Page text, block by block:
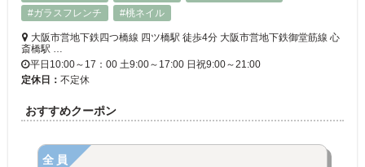
#ガラスフレンチ
#桃ネイル
大阪市営地下鉄四つ橋線 四ツ橋駅 徒歩4分 大阪市営地下鉄御堂筋線 心
斎橋駅 …
平日10:00～17：00 土9:00～17:00 日祝9:00～21:00
定休日： 不定休
おすすめクーポン
全員